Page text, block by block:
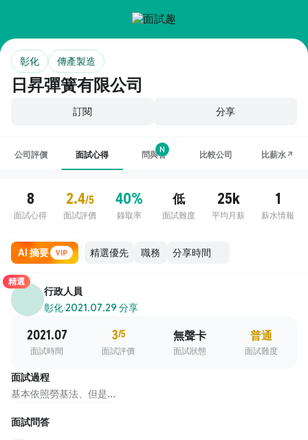
日昇彈簧有限公司
彰化 傳產製造
訂閱 分享
公司評價 面試心得 問與答
N
比較公司 比薪水↗
8
面試心得
2.4/5
面試評價
40%
錄取率
低
面試難度
25k
平均月薪
1
薪水情報
AI 摘要 VIP 職務
精選
行政人員
彰化·2021.07.29 分享
2021.07
面試時間
3/5
面試評價
無聲卡
面試狀態
普通
面試難度
面試過程
基本依照勞基法、但是...
面試問答